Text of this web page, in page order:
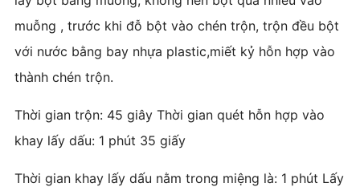
muỗng , trước khi đỗ bột vào chén trộn, trộn đều bột
với nước bằng bay nhựa plastic,miết kỷ hỗn hợp vào
thành chén trộn.
Thời gian trộn: 45 giây Thời gian quét hỗn hợp vào
khay lấy dấu: 1 phút 35 giấy
Thời gian khay lấy dấu nằm trong miệng là: 1 phút Lấy